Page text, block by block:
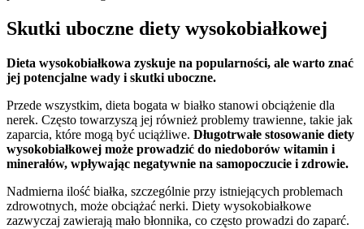
Skutki uboczne diety wysokobiałkowej
Dieta wysokobiałkowa zyskuje na popularności, ale warto znać
jej potencjalne wady i skutki uboczne.
Przede wszystkim, dieta bogata w białko stanowi obciążenie dla
nerek. Często towarzyszą jej również problemy trawienne, takie jak
zaparcia, które mogą być uciążliwe. Długotrwałe stosowanie diety
wysokobiałkowej może prowadzić do niedoborów witamin i
minerałów, wpływając negatywnie na samopoczucie i zdrowie.
Nadmierna ilość białka, szczególnie przy istniejących problemach
zdrowotnych, może obciążać nerki. Diety wysokobiałkowe
zazwyczaj zawierają mało błonnika, co często prowadzi do zaparć.